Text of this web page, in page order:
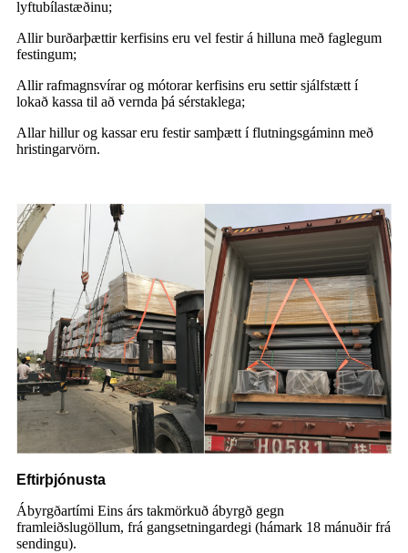
lyftubílastæðinu;
Allir burðarþættir kerfisins eru vel festir á hilluna með faglegum
festingum;
Allir rafmagnsvírar og mótorar kerfisins eru settir sjálfstætt í
lokað kassa til að vernda þá sérstaklega;
Allar hillur og kassar eru festir samþætt í flutningsgáminn með
hristingarvörn.
Eftirþjónusta
Ábyrgðartími Eins árs takmörkuð ábyrgð gegn
framleiðslugöllum, frá gangsetningardegi (hámark 18 mánuðir frá
sendingu).